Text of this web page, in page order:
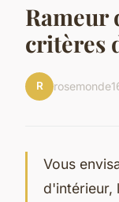
Rameur
critères
R rosemonde
Vous
d'intérieur,